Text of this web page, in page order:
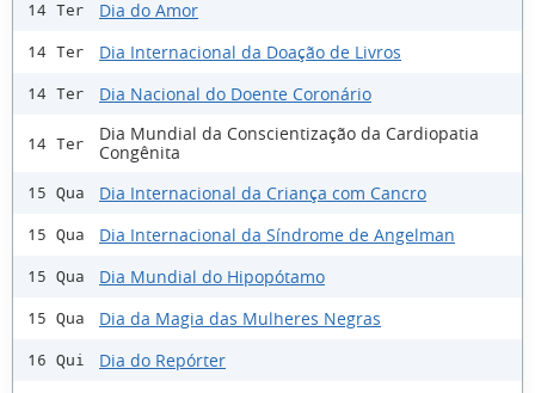
14 Ter Dia do Amor
14 Ter Dia Internacional da Doação de Livros
14 Ter Dia Nacional do Doente Coronário
14 Ter
Dia Mundial da Conscientização da Cardiopatia
Congênita
15 Qua Dia Internacional da Criança com Cancro
15 Qua Dia Internacional da Síndrome de Angelman
15 Qua Dia Mundial do Hipopótamo
15 Qua Dia da Magia das Mulheres Negras
16 Qui Dia do Repórter